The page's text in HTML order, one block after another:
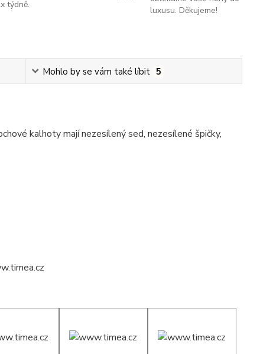
týdně.
luxusu. Děkujeme!
Mohlo by se vám také líbit 5
kalhoty mají nezesílený sed, nezesílené špičky,